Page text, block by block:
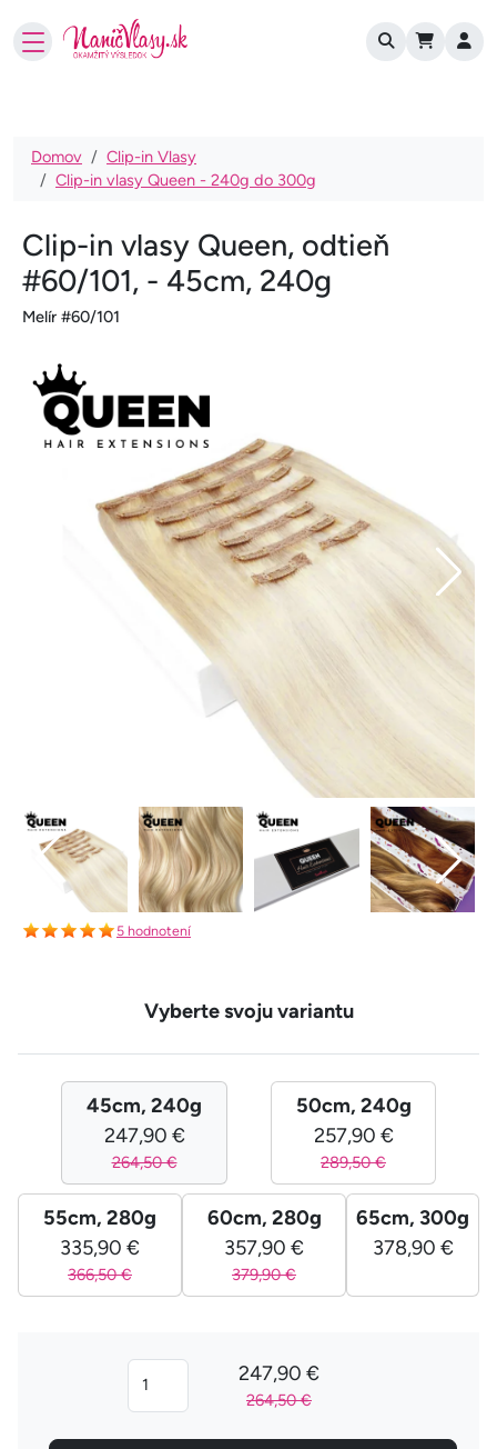
User account
Omrvinka
Domov
Clip-in Vlasy
Clip-in vlasy Queen - 240g do 300g
Clip-in vlasy Queen, odtieň
#60/101, - 45cm, 240g
Melír #60/101
5 hodnotení
Vyberte svoju variantu
45cm, 240g
247,90 €
264,50 €
50cm, 240g
257,90 €
289,50 €
55cm, 280g
335,90 €
366,50 €
60cm, 280g
357,90 €
379,90 €
65cm, 300g
378,90 €
247,90 €
264,50 €